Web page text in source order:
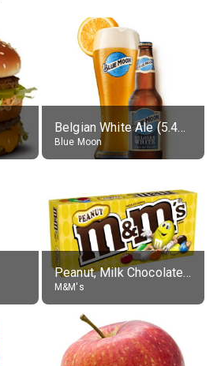
Belgian White Ale (5.4% alc.)
Blue Moon
Peanut, Milk Chocolate Candies
M&M's